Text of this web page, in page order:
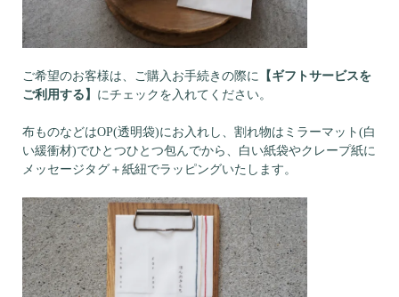
ご希望のお客様は、ご購入お手続きの際に
【ギフトサービスを
ご利用する】 にチェックを入れてください。
布ものなどはOP(透明袋)にお入れし、割れ物はミラーマット(白
い緩衝材)でひとつひとつ包んでから、白い紙袋やクレープ紙に
メッセージタグ＋紙紐でラッピングいたします。